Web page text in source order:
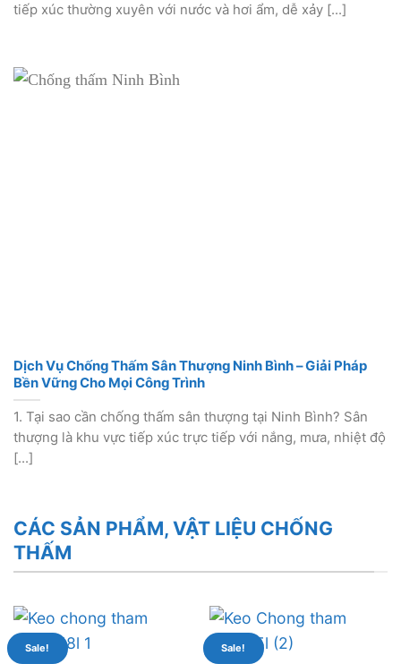
tiếp xúc thường xuyên với nước và hơi ẩm, dễ xảy [...]
Dịch Vụ Chống Thấm Sân Thượng Ninh Bình – Giải Pháp
Bền Vững Cho Mọi Công Trình
1. Tại sao cần chống thấm sân thượng tại Ninh Bình? Sân
thượng là khu vực tiếp xúc trực tiếp với nắng, mưa, nhiệt độ
[...]
CÁC SẢN PHẨM, VẬT LIỆU CHỐNG
THẤM
Sale!
Sale!